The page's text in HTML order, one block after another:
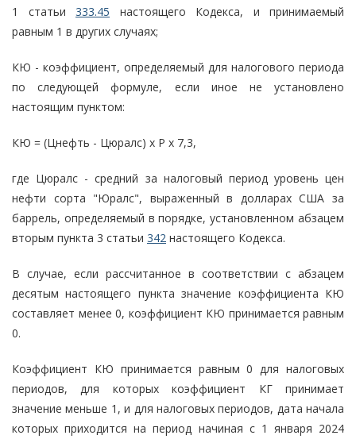
1 статьи 333.45 настоящего Кодекса, и принимаемый
равным 1 в других случаях;
КЮ - коэффициент, определяемый для налогового периода
по следующей формуле, если иное не установлено
настоящим пунктом:
КЮ = (Цнефть - Цюралс) x Р x 7,3,
где Цюралс - средний за налоговый период уровень цен
нефти сорта "Юралс", выраженный в долларах США за
баррель, определяемый в порядке, установленном абзацем
вторым пункта 3 статьи 342 настоящего Кодекса.
В случае, если рассчитанное в соответствии с абзацем
десятым настоящего пункта значение коэффициента КЮ
составляет менее 0, коэффициент КЮ принимается равным
0.
Коэффициент КЮ принимается равным 0 для налоговых
периодов, для которых коэффициент КГ принимает
значение меньше 1, и для налоговых периодов, дата начала
которых приходится на период начиная с 1 января 2024